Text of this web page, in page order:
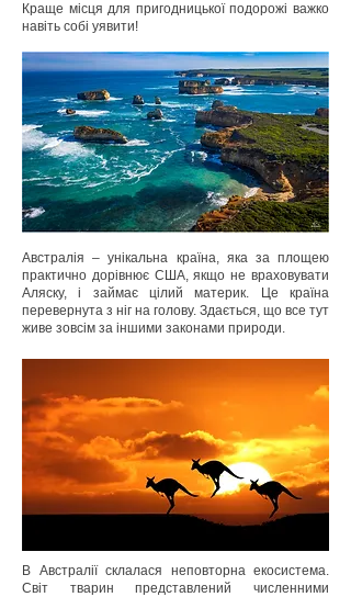
Краще місця для пригодницької подорожі важко
навіть собі уявити!
Австралія – унікальна країна, яка за площею
практично дорівнює США, якщо не враховувати
Аляску, і займає цілий материк. Це країна
перевернута з ніг на голову. Здається, що все тут
живе зовсім за іншими законами природи.
В Австралії склалася неповторна екосистема.
Світ тварин представлений численними